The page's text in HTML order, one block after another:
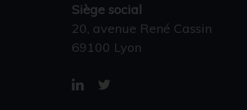
Siège social
20, avenue René Cassin
69100 Lyon